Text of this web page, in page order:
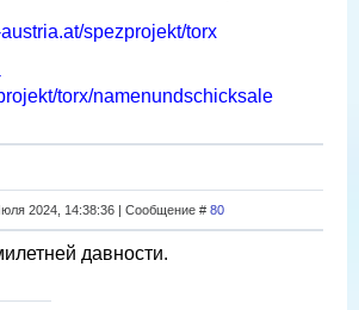
spezprojekt/torx
torx/namenundschicksale
2024, 14:38:36 | Сообщение # 80
давности.